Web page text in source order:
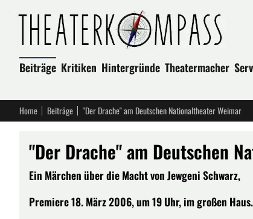
Beiträge Kritiken Hintergründe Theatermacher
Home Beiträge "Der Drache" am Deutschen Nationaltheater Weimar
"Der Drache" am Deutschen
Ein Märchen über die Macht von Jewgeni Schwarz,
Premiere 18. März 2006, um 19 Uhr, im großen Haus.